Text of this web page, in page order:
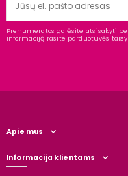
Prenumeratos galėsite atsisakyti
informaciją rasite parduotuvės
Apie mus
Informacija klientams